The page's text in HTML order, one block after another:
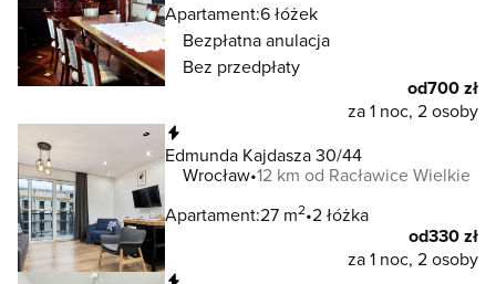
Apartament:6 łóżek
Bezpłatna anulacja
Bez przedpłaty
od700 zł
za 1 noc, 2 osoby
Edmunda Kajdasza 30/44
Wrocław 12 km od Racławice Wielkie
Apartament:27 m2 2 łóżka
od330 zł
za 1 noc, 2 osoby